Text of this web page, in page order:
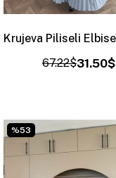
31.50$
67.22$
%53